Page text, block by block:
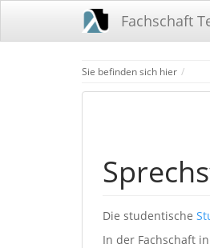
Fachschaft
Sie befinden sich hier
Die studentische
In der Fachschaft